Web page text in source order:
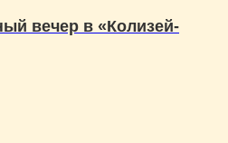
вечер в «Колизей-